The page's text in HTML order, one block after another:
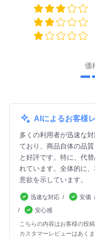
価
AIによるお客様
多くの利用者が迅速な
ており、商品自体の品
と好評です。特に、代
れています。全体的に
意欲を示しています。
迅速な対応 安価
安心感
こちらの内容はお客様の投
カスタマーレビューはあく